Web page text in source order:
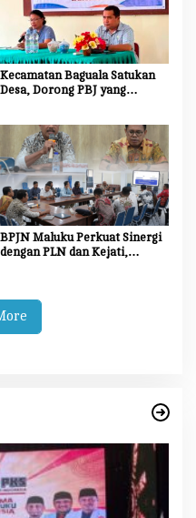
Kecamatan Baguala Satukan
Desa, Dorong PBJ yang
BPJN Maluku Perkuat Sinergi
dengan PLN dan Kejati,